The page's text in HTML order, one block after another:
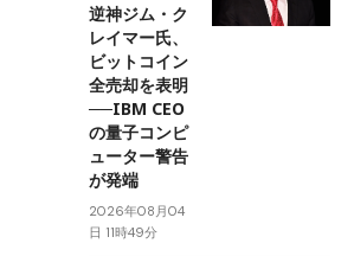
逆神ジム・ク
レイマー氏、
ビットコイン
全売却を表明
──IBM CEO
の量子コンピ
ューター警告
が発端
2026年08月04
日 11時49分